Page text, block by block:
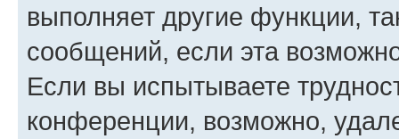
выполняет другие функции,
сообщений, если эта
Если вы испытываете
конференции, возможно,